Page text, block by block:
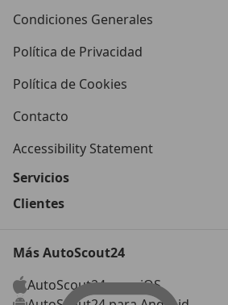
Condiciones Generales
Política de Privacidad
Política de Cookies
Contacto
Accessibility Statement
Servicios
Clientes
Más AutoScout24
AutoScout24 para iOS